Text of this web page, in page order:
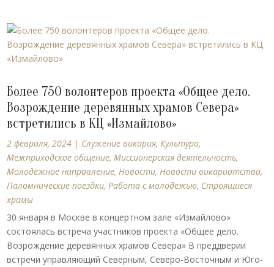
Более 750 волонтеров проекта «Общее дело.
Возрождение деревянных храмов Севера»
встретились в КЦ «Измайлово»
2 февраля, 2024 | Cлужение викария,Культура,
Межприходское общение,Миссионерская деятельность,
Молодёжное направление,Новости,Новости викариатства,
Паломнические поездки,Работа с молодежью, Строящиеся
храмы
30 января в Москве в концертном зале «Измайлово»
состоялась встреча участников проекта «Общее дело.
Возрождение деревянных храмов Севера» В преддверии
встречи управляющий Северным, Северо-Восточным и Юго-